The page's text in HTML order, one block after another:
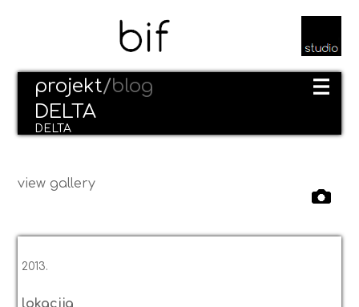
projekt/blog
DELTA
DELTA
view gallery
2013.
lokacija